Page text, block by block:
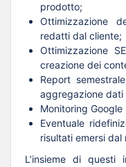
prodotto;
Ottimizzazione
redatti dal cliente;
Ottimizzazione
creazione dei
Report
aggregazione dati
Monitoring
Eventuale
risultati emersi
L’insieme di